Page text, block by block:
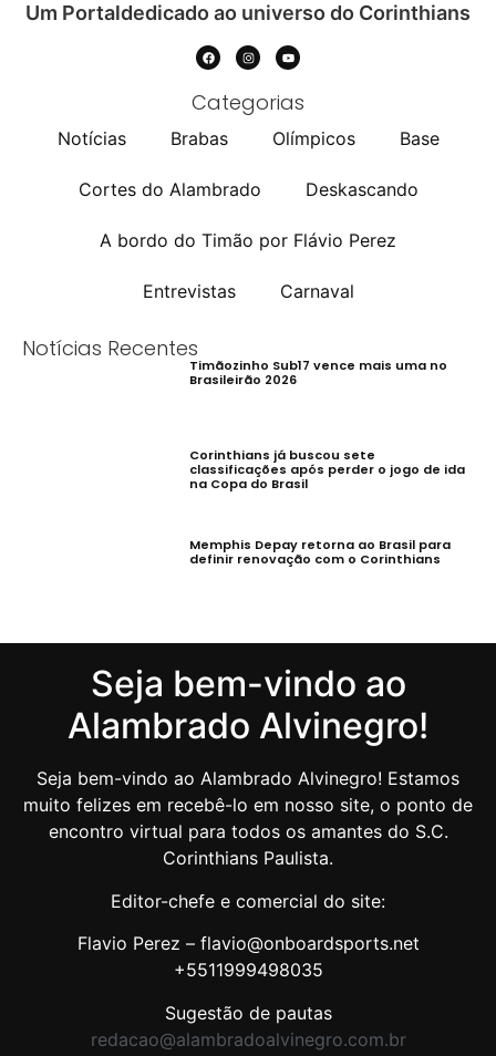
Um Portaldedicado ao universo do Corinthians
Categorias
Notícias Brabas Olímpicos Base
Cortes do Alambrado Deskascando
A bordo do Timão por Flávio Perez
Entrevistas Carnaval
Notícias Recentes
Timãozinho Sub17 vence mais uma no
Brasileirão 2026
Corinthians já buscou sete
classificações após perder o jogo de ida
na Copa do Brasil
Memphis Depay retorna ao Brasil para
definir renovação com o Corinthians
Seja bem-vindo ao
Alambrado Alvinegro!
Seja bem-vindo ao Alambrado Alvinegro! Estamos
muito felizes em recebê-lo em nosso site, o ponto de
encontro virtual para todos os amantes do S.C.
Corinthians Paulista.
Editor-chefe e comercial do site:
Flavio Perez – flavio@onboardsports.net
+5511999498035
Sugestão de pautas
redacao@alambradoalvinegro.com.br